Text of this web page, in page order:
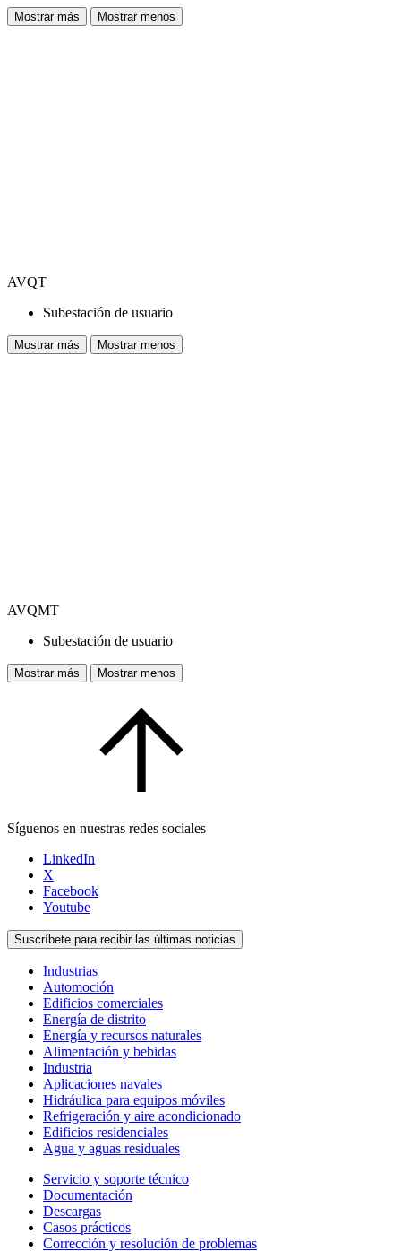
Mostrar más Mostrar menos
AVQT
Subestación de usuario
Mostrar más Mostrar menos
AVQMT
Subestación de usuario
Mostrar más Mostrar menos
Síguenos en nuestras redes sociales
LinkedIn
X
Facebook
Youtube
Suscríbete para recibir las últimas noticias
Industrias
Automoción
Edificios comerciales
Energía de distrito
Energía y recursos naturales
Alimentación y bebidas
Industria
Aplicaciones navales
Hidráulica para equipos móviles
Refrigeración y aire acondicionado
Edificios residenciales
Agua y aguas residuales
Servicio y soporte técnico
Documentación
Descargas
Casos prácticos
Corrección y resolución de problemas